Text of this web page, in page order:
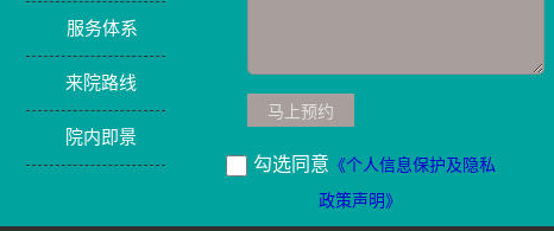
服务体系
来院路线
院内即景
马上预约
勾选同意 《个人信息保护及隐私
政策声明》